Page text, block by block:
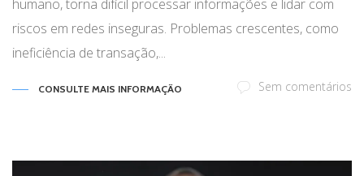
humano, torna difícil processar informações e lidar com
riscos em redes inseguras. Problemas crescentes, como
ineficiência de transação,...
CONSULTE MAIS INFORMAÇÃO Sem comentários